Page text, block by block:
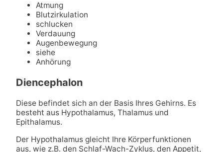
Atmung
Blutzirkulation
schlucken
Verdauung
Augenbewegung
siehe
Anhörung
Diencephalon
Diese befindet sich an der Basis Ihres Gehirns. Es
besteht aus Hypothalamus, Thalamus und
Epithalamus.
Der Hypothalamus gleicht Ihre Körperfunktionen
aus, wie z.B. den Schlaf-Wach-Zyklus, den Appetit,